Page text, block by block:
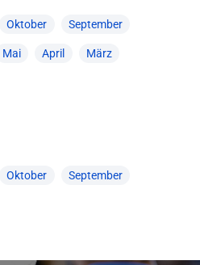
Oktober September
Mai April März
Oktober September